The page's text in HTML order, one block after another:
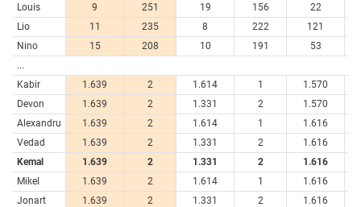
Louis
9 251 19 156 22
Lio
11 235 8 222 121
Nino
15 208 10 191 53
...
Kabir
1.639 2 1.614 1
1.570
Devon
1.639 2 1.331 2
1.570
Alexandru
1.639 2 1.614 1
1.616
Vedad
1.639 2 1.331 2
1.616
Kemal
1.639 2 1.331 2
1.616
Mikel
1.639 2 1.614 1
1.616
Jonart
1.639 2 1.331 2
1.616